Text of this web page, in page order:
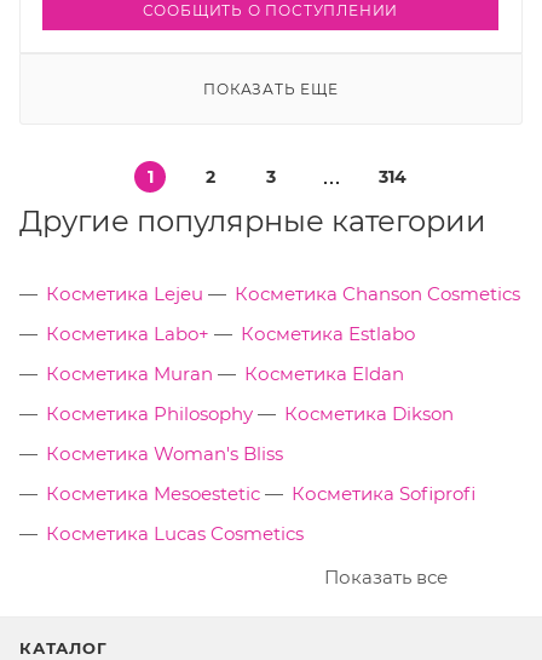
СООБЩИТЬ О ПОСТУПЛЕНИИ
ПОКАЗАТЬ ЕЩЕ
1 2 3 314
Другие популярные категории
Косметика Lejeu
Косметика Chanson Cosmetics
Косметика Labo+
Косметика Estlabo
Косметика Muran
Косметика Eldan
Косметика Philosophy
Косметика Dikson
Косметика Woman's Bliss
Косметика Mesoestetic
Косметика Sofiprofi
Косметика Lucas Cosmetics
Показать все
КАТАЛОГ